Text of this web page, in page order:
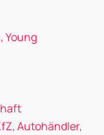
Young
Autohändler,